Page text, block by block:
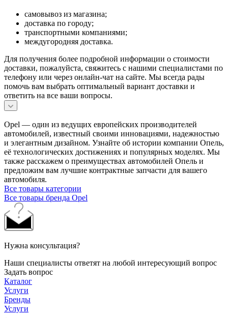
самовывоз из магазина;
доставка по городу;
транспортными компаниями;
междугородняя доставка.
Для получения более подробной информации о стоимости
доставки, пожалуйста, свяжитесь с нашими специалистами по
телефону или через онлайн-чат на сайте. Мы всегда рады
помочь вам выбрать оптимальный вариант доставки и
ответить на все ваши вопросы.
Opel — один из ведущих европейских производителей
автомобилей, известный своими инновациями, надежностью
и элегантным дизайном. Узнайте об истории компании Опель,
её технологических достижениях и популярных моделях. Мы
также расскажем о преимуществах автомобилей Опель и
предложим вам лучшие контрактные запчасти для вашего
автомобиля.
Все товары категории
Все товары бренда Opel
Нужна консультация?
Наши специалисты ответят на любой интересующий вопрос
Задать вопрос
Каталог
Услуги
Бренды
Услуги